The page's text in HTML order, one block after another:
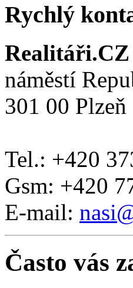
Rychlý
Realitáři.CZ
náměstí
301 00 Plzeň
Tel.: +420
Gsm: +420
E-mail:
Často vás